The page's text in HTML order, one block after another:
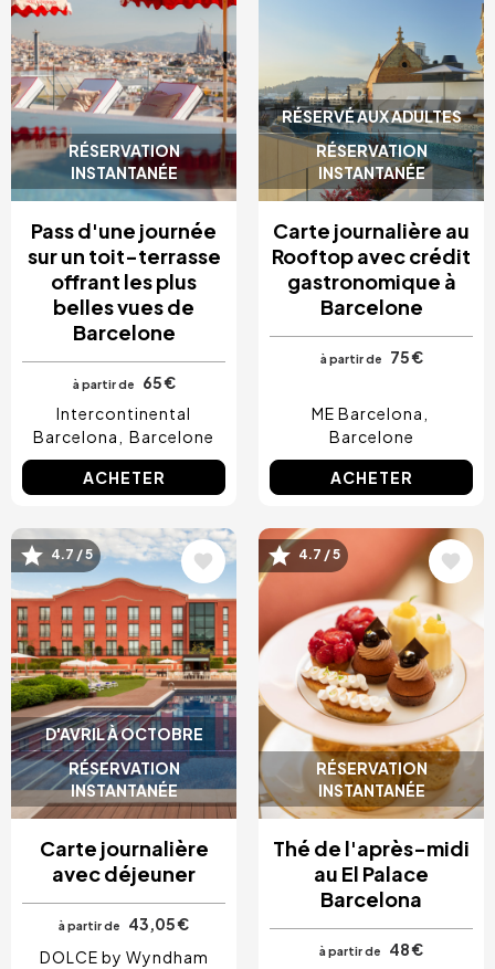
RÉSERVATION
INSTANTANÉE
Pass d'une journée
sur un toit-terrasse
offrant les plus
belles vues de
Barcelone
à partir de
65 €
Intercontinental
Barcelona
Barcelone
ACHETER
RÉSERVÉ AUX ADULTES
RÉSERVATION
INSTANTANÉE
Carte journalière au
Rooftop avec crédit
gastronomique à
Barcelone
à partir de 75 €
ME Barcelona
Barcelone
ACHETER
D'AVRIL À OCTOBRE
RÉSERVATION
INSTANTANÉE
Image
4.7 / 5
Carte journalière
avec déjeuner
à partir de
43,05 €
DOLCE by Wyndham
RÉSERVATION
INSTANTANÉE
Image
4.7 / 5
Thé de l'après-midi
au El Palace
Barcelona
à partir de
48 €